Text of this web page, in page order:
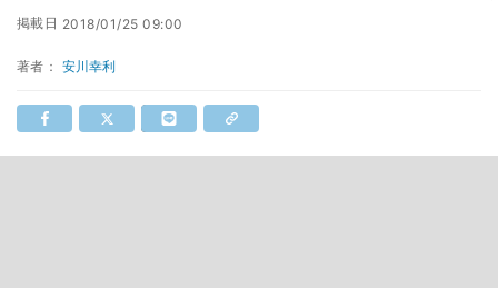
掲載日 2018/01/25 09:00
著者： 安川幸利